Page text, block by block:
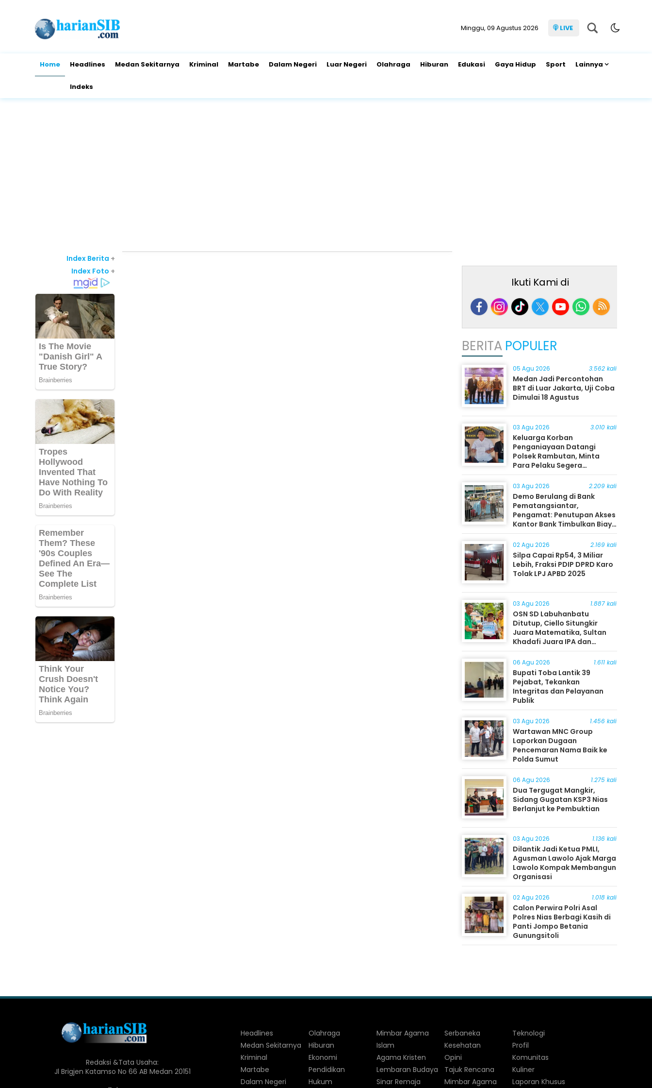
Minggu, 09 Agustus 2026 LIVE
Home Headlines Medan Sekitarnya Kriminal Martabe Dalam Negeri Luar Negeri Olahraga Hiburan Edukasi Gaya Hidup Sport Lainnya
Indeks
Index Berita +
Index Foto +
Ikuti Kami di
BERITA POPULER
05 Agu 2026 3.562 kali
Medan Jadi Percontohan
BRT di Luar Jakarta, Uji Coba
Dimulai 18 Agustus
03 Agu 2026 3.010 kali
Keluarga Korban
Penganiayaan Datangi
Polsek Rambutan, Minta
Para Pelaku Segera
Ditangkap
03 Agu 2026 2.209 kali
Demo Berulang di Bank
Pematangsiantar,
Pengamat: Penutupan Akses
Kantor Bank Timbulkan Biaya
Ekonomi bagi Masyarakat
02 Agu 2026 2.169 kali
Silpa Capai Rp54, 3 Miliar
Lebih, Fraksi PDIP DPRD Karo
Tolak LPJ APBD 2025
03 Agu 2026 1.887 kali
OSN SD Labuhanbatu
Ditutup, Ciello Situngkir
Juara Matematika, Sultan
Khadafi Juara IPA dan
Timothy Rangkuti Juara IPS
06 Agu 2026 1.611 kali
Bupati Toba Lantik 39
Pejabat, Tekankan
Integritas dan Pelayanan
Publik
03 Agu 2026 1.456 kali
Wartawan MNC Group
Laporkan Dugaan
Pencemaran Nama Baik ke
Polda Sumut
06 Agu 2026 1.275 kali
Dua Tergugat Mangkir,
Sidang Gugatan KSP3 Nias
Berlanjut ke Pembuktian
03 Agu 2026 1.136 kali
Dilantik Jadi Ketua PMLI,
Agusman Lawolo Ajak Marga
Lawolo Kompak Membangun
Organisasi
02 Agu 2026 1.018 kali
Calon Perwira Polri Asal
Polres Nias Berbagi Kasih di
Panti Jompo Betania
Gunungsitoli
Redaksi &Tata Usaha:
Jl Brigjen Katamso No 66 AB Medan 20151
Headlines
Medan Sekitarnya
Kriminal
Martabe
Dalam Negeri
Olahraga
Hiburan
Ekonomi
Pendidikan
Hukum
Mimbar Agama
Islam
Agama Kristen
Lembaran Budaya
Sinar Remaja
Serbaneka
Kesehatan
Opini
Tajuk Rencana
Mimbar Agama
Teknologi
Profil
Komunitas
Kuliner
Laporan Khusus